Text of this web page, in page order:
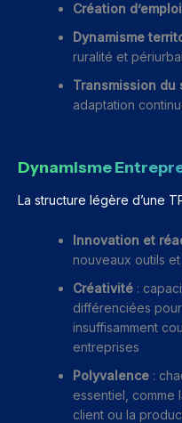
Création
Dynamisme
ruralité et
Transmission du
adaptation
Dynamisme
La structure légère d’une
Innovation et
nouveaux outils
Créativité :
différenciées
insuffisamment
entreprises
Polyvalence :
essentiel, comme
client ou la